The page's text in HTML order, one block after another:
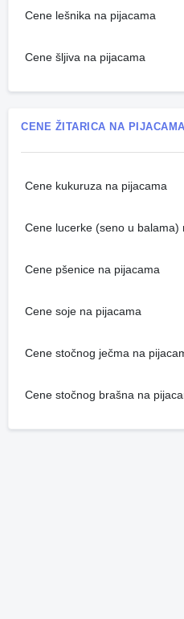
Cene lešnika na pijacama
Cene šljiva na pijacama
CENE ŽITARICA NA PIJACAMA
Cene kukuruza na pijacama
Cene lucerke (seno u balama)
Cene pšenice na pijacama
Cene soje na pijacama
Cene stočnog ječma na
Cene stočnog brašna na